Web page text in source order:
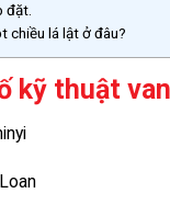
đặt.
chiều lá lật ở đâu?
kỹ thuật